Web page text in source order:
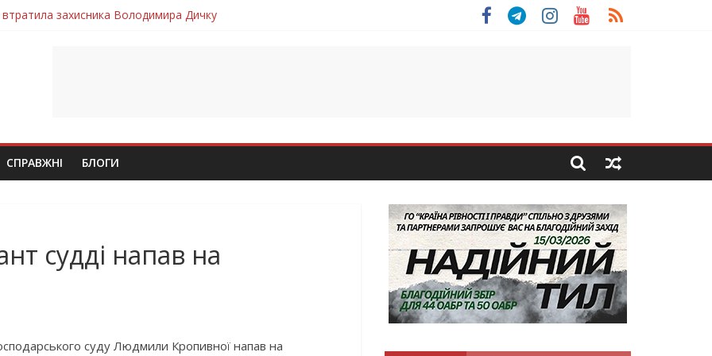
захисника Володимира Дичку
молодий захисник Дмитро Березко з Тернопільщини
захисника Володимира Вельму
молодого захисника Андрія Іскоростенського
СПРАВЖНІ БЛОГИ
судді напав на
суду Людмили Кропивної напав на